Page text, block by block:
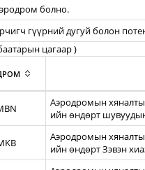
болно.
гүүрний дугуй болон
цагаар )
Аэродромын
ийн өндөрт
Аэродромын
ийн өндөрт Зэвэн